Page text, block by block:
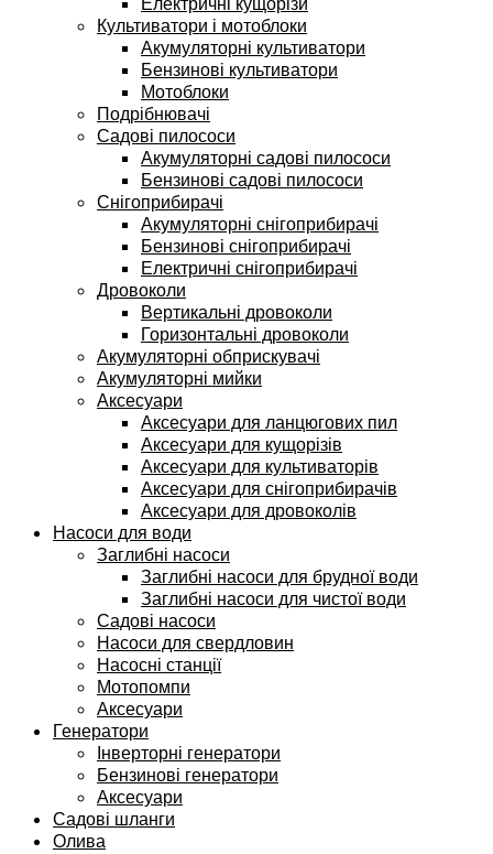
Культиватори і мотоблоки
Акумуляторні культиватори
Бензинові культиватори
Мотоблоки
Подрібнювачі
Садові пилососи
Акумуляторні садові пилососи
Бензинові садові пилососи
Снігоприбирачі
Акумуляторні снігоприбирачі
Бензинові снігоприбирачі
Електричні снігоприбирачі
Дровоколи
Вертикальні дровоколи
Горизонтальні дровоколи
Акумуляторні обприскувачі
Акумуляторні мийки
Аксесуари
Аксесуари для ланцюгових пил
Аксесуари для кущорізів
Аксесуари для культиваторів
Аксесуари для снігоприбирачів
Аксесуари для дровоколів
Насоси для води
Заглибні насоси
Заглибні насоси для брудної води
Заглибні насоси для чистої води
Садові насоси
Насоси для свердловин
Насосні станції
Мотопомпи
Аксесуари
Генератори
Інверторні генератори
Бензинові генератори
Аксесуари
Садові шланги
Олива